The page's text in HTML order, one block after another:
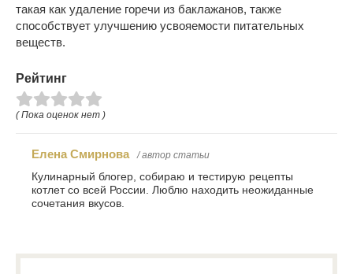
такая как удаление горечи из баклажанов, также
способствует улучшению усвояемости питательных
веществ.
Рейтинг
( Пока оценок нет )
Елена Смирнова / автор статьи
Кулинарный блогер, собираю и тестирую рецепты
котлет со всей России. Люблю находить неожиданные
сочетания вкусов.